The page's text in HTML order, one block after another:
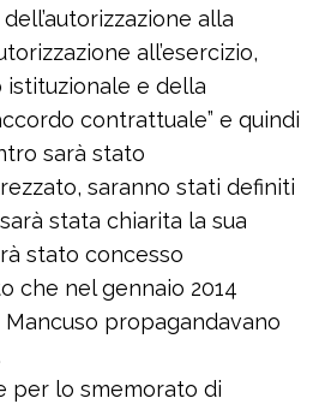
alla
all’esercizio,
istituzionale e della
contrattuale” e quindi
sarà stato
saranno stati definiti
stata chiarita la sua
stato concesso
che nel gennaio 2014
Mancuso propagandavano
per lo smemorato di